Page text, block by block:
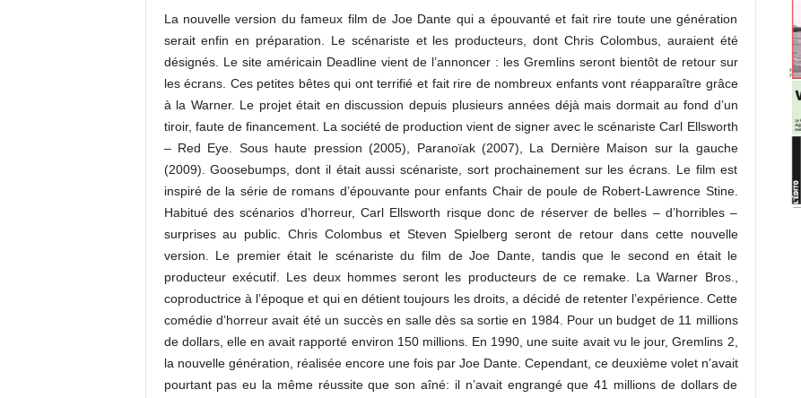
La nouvelle version du fameux film de Joe Dante qui a épouvanté et fait rire toute une génération
serait enfin en préparation. Le scénariste et les producteurs, dont Chris Colombus, auraient été
désignés. Le site américain Deadline vient de l’annoncer : les Gremlins seront bientôt de retour sur
les écrans. Ces petites bêtes qui ont terrifié et fait rire de nombreux enfants vont réapparaître grâce
à la Warner. Le projet était en discussion depuis plusieurs années déjà mais dormait au fond d’un
tiroir, faute de financement. La société de production vient de signer avec le scénariste Carl Ellsworth
– Red Eye. Sous haute pression (2005), Paranoïak (2007), La Dernière Maison sur la gauche
(2009). Goosebumps, dont il était aussi scénariste, sort prochainement sur les écrans. Le film est
inspiré de la série de romans d’épouvante pour enfants Chair de poule de Robert-Lawrence Stine.
Habitué des scénarios d’horreur, Carl Ellsworth risque donc de réserver de belles – d’horribles –
surprises au public. Chris Colombus et Steven Spielberg seront de retour dans cette nouvelle
version. Le premier était le scénariste du film de Joe Dante, tandis que le second en était le
producteur exécutif. Les deux hommes seront les producteurs de ce remake. La Warner Bros.,
coproductrice à l’époque et qui en détient toujours les droits, a décidé de retenter l’expérience. Cette
comédie d’horreur avait été un succès en salle dès sa sortie en 1984. Pour un budget de 11 millions
de dollars, elle en avait rapporté environ 150 millions. En 1990, une suite avait vu le jour, Gremlins 2,
la nouvelle génération, réalisée encore une fois par Joe Dante. Cependant, ce deuxième volet n’avait
pourtant pas eu la même réussite que son aîné: il n’avait engrangé que 41 millions de dollars de